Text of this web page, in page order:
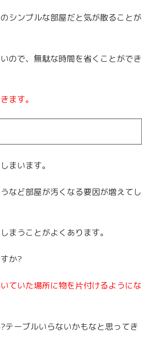
シンプルな部屋だと気が散ることが
ので、無駄な時間を省くことができ
ます。
まいます。
など部屋が汚くなる要因が増えてし
まうことがよくあります。
か?
ていた場所に物を片付けるようにな
ーブルいらないかもなと思ってき